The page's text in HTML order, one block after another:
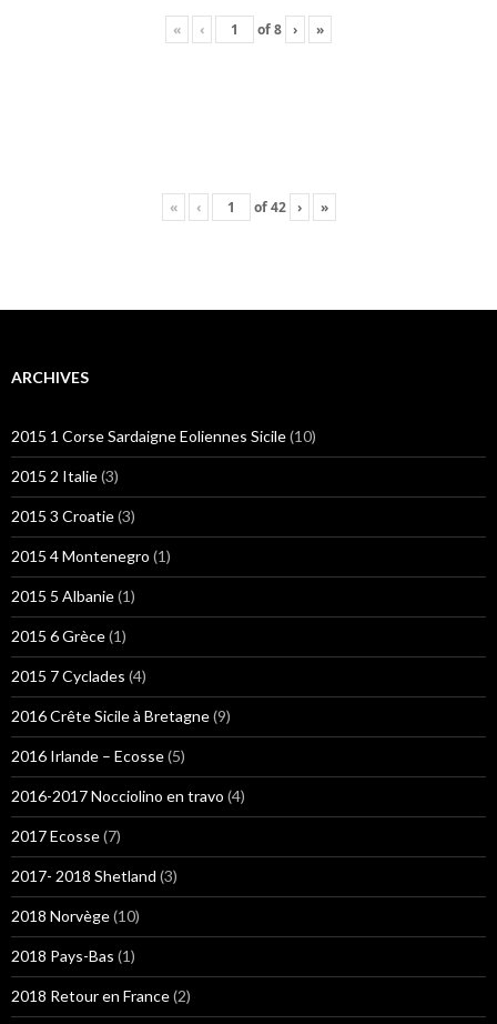
« ‹ of8 › »
« ‹ of42 › »
ARCHIVES
2015 1 Corse Sardaigne Eoliennes Sicile(10)
2015 2 Italie(3)
2015 3 Croatie(3)
2015 4 Montenegro (1)
2015 5 Albanie(1)
2015 6 Grèce(1)
2015 7 Cyclades (4)
2016 Crête Sicile à Bretagne(9)
2016 Irlande – Ecosse(5)
2016-2017 Nocciolino en travo (4)
2017 Ecosse(7)
2017- 2018 Shetland (3)
2018 Norvège(10)
2018 Pays-Bas (1)
2018 Retour en France(2)